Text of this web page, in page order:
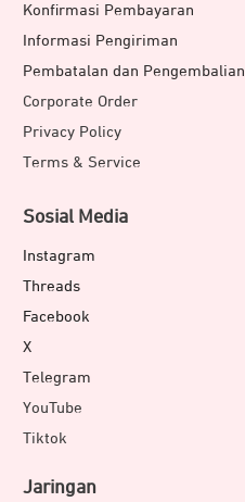
Konfirmasi Pembayaran
Informasi Pengiriman
Pembatalan dan Pengembalian
Corporate Order
Privacy Policy
Terms & Service
Sosial Media
Instagram
Threads
Facebook
X
Telegram
YouTube
Tiktok
Jaringan